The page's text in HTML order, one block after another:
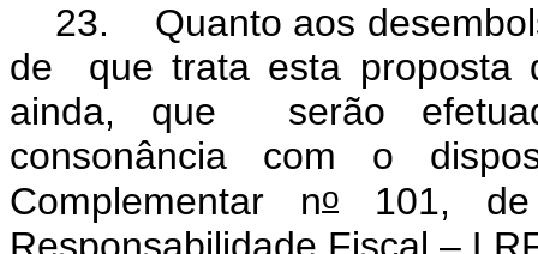
23. Quanto aos
de que trata esta proposta
ainda, que serão
consonância com o
Complementar no101, de
Responsabilidade Fiscal –